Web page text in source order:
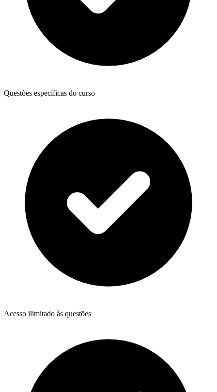
Questões específicas do curso
Acesso ilimitado às questões